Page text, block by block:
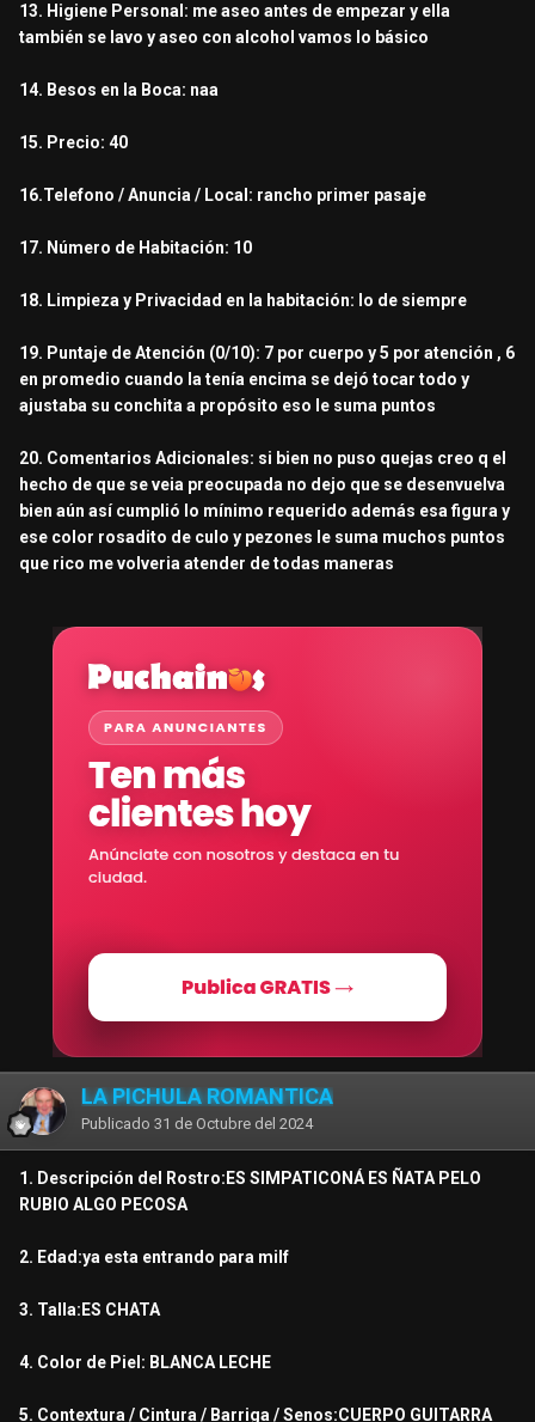
13. Higiene Personal: me aseo antes de empezar y ella
también se lavo y aseo con alcohol vamos lo básico
14. Besos en la Boca: naa
15. Precio: 40
16.Telefono / Anuncia / Local: rancho primer pasaje
17. Número de Habitación: 10
18. Limpieza y Privacidad en la habitación: lo de siempre
19. Puntaje de Atención (0/10): 7 por cuerpo y 5 por atención , 6
en promedio cuando la tenía encima se dejó tocar todo y
ajustaba su conchita a propósito eso le suma puntos
20. Comentarios Adicionales: si bien no puso quejas creo q el
hecho de que se veia preocupada no dejo que se desenvuelva
bien aún así cumplió lo mínimo requerido además esa figura y
ese color rosadito de culo y pezones le suma muchos puntos
que rico me volveria atender de todas maneras
LA PICHULA ROMANTICA
Publicado 31 de Octubre del 2024
1. Descripción del Rostro:ES SIMPATICONÁ ES ÑATA PELO
RUBIO ALGO PECOSA
2. Edad:ya esta entrando para milf
3. Talla:ES CHATA
4. Color de Piel: BLANCA LECHE
5. Contextura / Cintura / Barriga / Senos:CUERPO GUITARRA